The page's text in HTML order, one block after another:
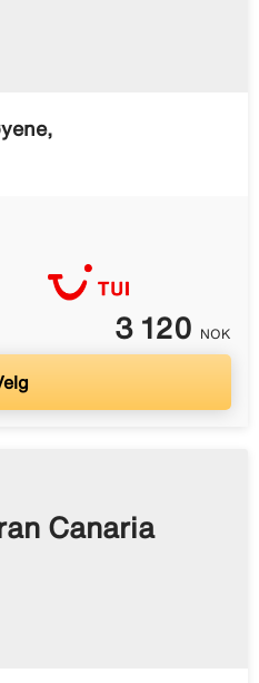
3 120 NOK
Canaria